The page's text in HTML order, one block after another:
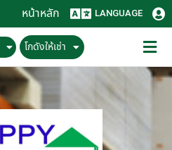
หน้าหลัก LANGUAGE
โกดังให้เช่า